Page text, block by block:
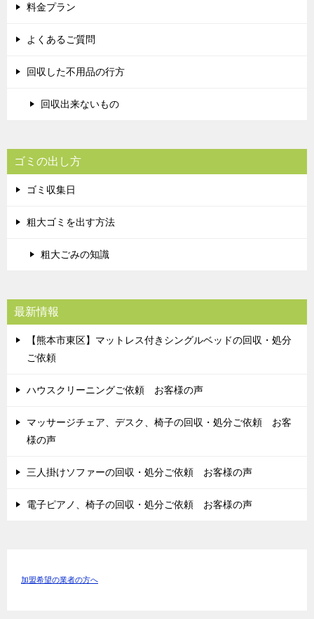
料金プラン
よくあるご質問
回収した不用品の行方
回収出来ないもの
ゴミの出し方
ゴミ収集日
粗大ゴミを出す方法
粗大ごみの知識
最新情報
【熊本市東区】マットレス付きシングルベッドの回収・処分
ご依頼
ハウスクリーニングご依頼 お客様の声
マッサージチェア、デスク、椅子の回収・処分ご依頼 お客
様の声
三人掛けソファーの回収・処分ご依頼 お客様の声
電子ピアノ、椅子の回収・処分ご依頼 お客様の声
加盟希望の業者の方へ